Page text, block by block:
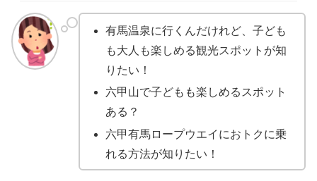
有馬温泉に行くんだけれど、子ども
も大人も楽しめる観光スポットが知
りたい！
六甲山で子どもも楽しめるスポット
ある？
六甲有馬ロープウエイにおトクに乗
れる方法が知りたい！